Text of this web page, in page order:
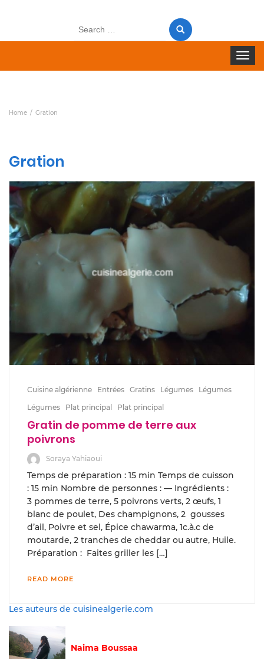
Search
Toggle
Home Gration
Gration
Cuisine algérienne Entrées Gratins Légumes
Légumes
Légumes
Plat principal Plat principal
Gratin de pomme de terre aux
poivrons
Soraya Yahiaoui
Temps de préparation : 15 min Temps de cuisson
: 15 min Nombre de personnes : — Ingrédients :
3 pommes de terre, 5 poivrons verts, 2 œufs, 1
blanc de poulet, Des champignons, 2 gousses
d’ail, Poivre et sel, Épice chawarma, 1c.à.c de
moutarde, 2 tranches de cheddar ou autre, Huile.
Préparation : Faites griller les […]
READ MORE
Les auteurs de cuisinealgerie.com
Naima Boussaa